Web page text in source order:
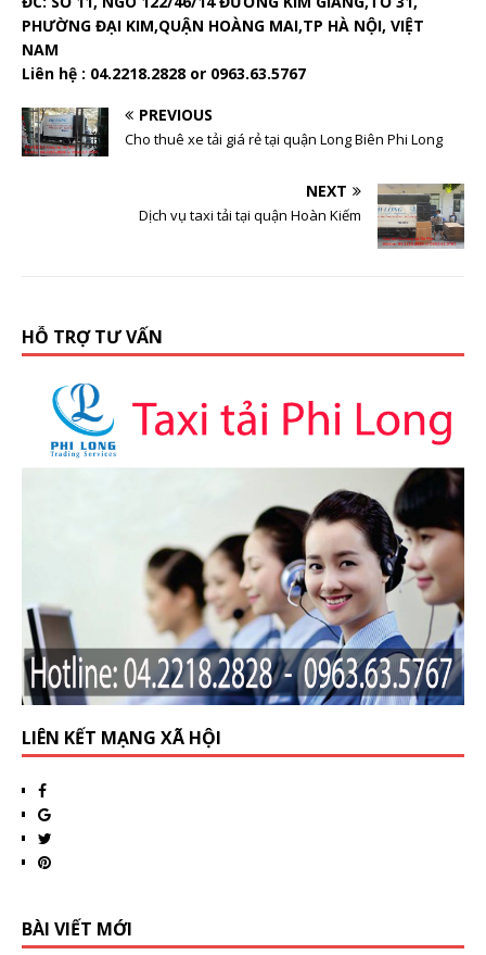
PHƯỜNG ĐẠI KIM,QUẬN HOÀNG MAI,TP HÀ NỘI, VIỆT
NAM
Liên hệ : 04.2218.2828 or 0963.63.5767
PREVIOUS
Cho thuê xe tải giá rẻ tại quận Long Biên Phi Long
NEXT
Dịch vụ taxi tải tại quận Hoàn Kiếm
HỖ TRỢ TƯ VẤN
LIÊN KẾT MẠNG XÃ HỘI
BÀI VIẾT MỚI